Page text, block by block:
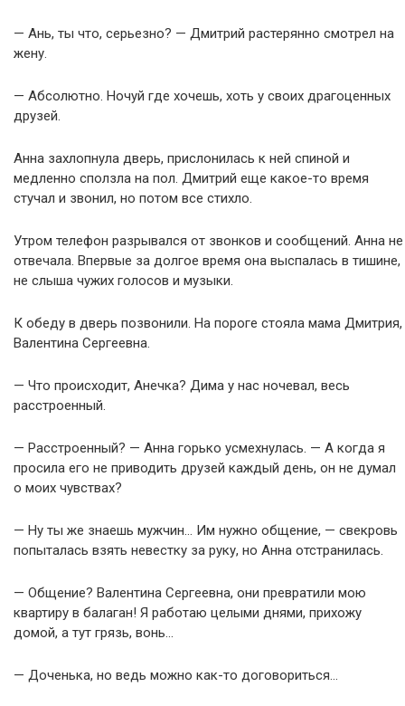
— Ань, ты что, серьезно? — Дмитрий растерянно смотрел на
жену.
— Абсолютно. Ночуй где хочешь, хоть у своих драгоценных
друзей.
Анна захлопнула дверь, прислонилась к ней спиной и
медленно сползла на пол. Дмитрий еще какое-то время
стучал и звонил, но потом все стихло.
Утром телефон разрывался от звонков и сообщений. Анна не
отвечала. Впервые за долгое время она выспалась в тишине,
не слыша чужих голосов и музыки.
К обеду в дверь позвонили. На пороге стояла мама Дмитрия,
Валентина Сергеевна.
— Что происходит, Анечка? Дима у нас ночевал, весь
расстроенный.
— Расстроенный? — Анна горько усмехнулась. — А когда я
просила его не приводить друзей каждый день, он не думал
о моих чувствах?
— Ну ты же знаешь мужчин… Им нужно общение, — свекровь
попыталась взять невестку за руку, но Анна отстранилась.
— Общение? Валентина Сергеевна, они превратили мою
квартиру в балаган! Я работаю целыми днями, прихожу
домой, а тут грязь, вонь…
— Доченька, но ведь можно как-то договориться…